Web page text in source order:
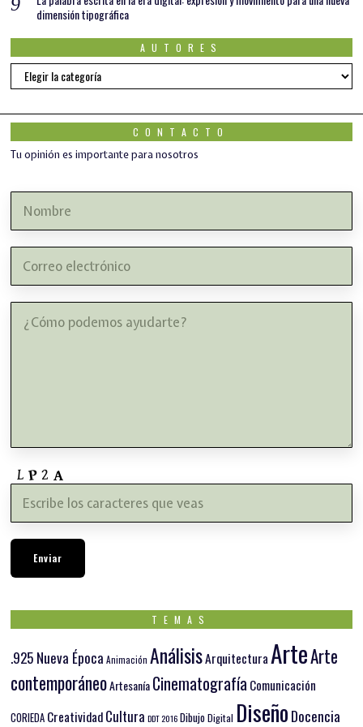
dimensión tipográfica
AUTORES
AUTORES
CONTACTO
Tu opinión es importante para nosotros
TEMAS
.925 Nueva Época Animación AnálisisArquitecturaArteArte
contemporáneoArtesaníaCinematografía Comunicación
CORIEDA CreatividadCultura DDT 2016 DibujoDigital DiseñoDocencia